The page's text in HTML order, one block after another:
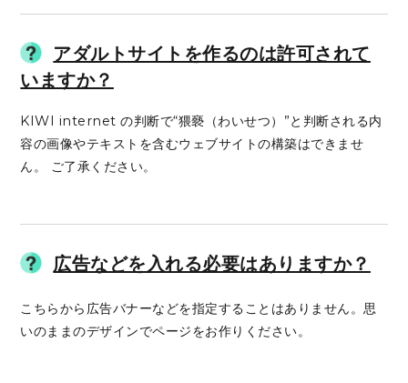
アダルトサイトを作るのは許可されて
いますか？
KIWI internet の判断で“猥褻（わいせつ）”と判断される内
容の画像やテキストを含むウェブサイトの構築はできませ
ん。 ご了承ください。
広告などを入れる必要はありますか？
こちらから広告バナーなどを指定することはありません。思
いのままのデザインでページをお作りください。